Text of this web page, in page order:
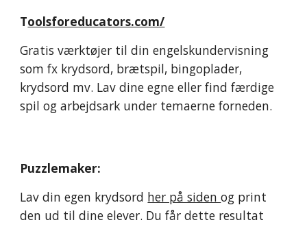
Toolsforeducators.com/
Gratis værktøjer til din engelskundervisning
som fx krydsord, brætspil, bingoplader,
krydsord mv. Lav dine egne eller find færdige
spil og arbejdsark under temaerne forneden.
Puzzlemaker:
Lav din egen krydsord her på siden og print
den ud til dine elever. Du får dette resultat